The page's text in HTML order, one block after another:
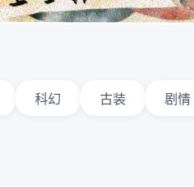
科幻 古装 剧情